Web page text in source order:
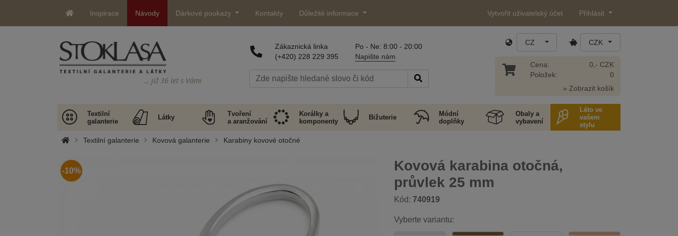
Inspirace Návody Dárkové poukazy Kontakty Důležité informace Vytvořit uživatelský účet Přihlásit
… již 36 let s Vámi
Zákaznická linka
(+420) 228 229 395
Po - Ne: 8:00 - 20:00
Napište nám
CZ CZK
Cena:
Položek:
0,- CZK
0
» Zobrazit košík
Textilní
galanterie
Látky
Tvoření
a aranžování
Korálky a
komponenty
Bižuterie
Módní
doplňky
Obaly a
vybavení
Léto ve
vašem
stylu
Textilní galanterie Kovová galanterie Karabiny kovové otočné
Kovová karabina otočná,
průvlek 25 mm
Kód: 740919
-10%
Vyberte variantu: